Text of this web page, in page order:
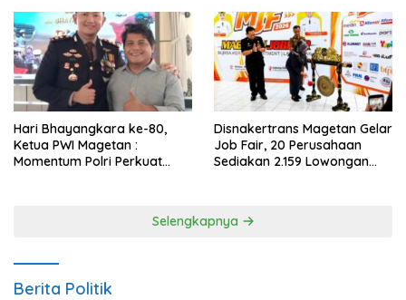
Hari Bhayangkara ke-80,
Ketua PWI Magetan :
Momentum Polri Perkuat
Disnakertrans Magetan Gelar
Job Fair, 20 Perusahaan
Sediakan 2.159 Lowongan
Selengkapnya
Berita Politik